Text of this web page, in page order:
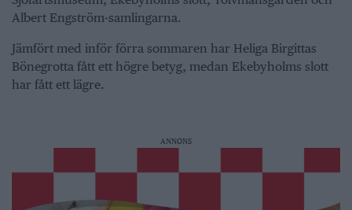
Albert Engström-samlingarna.
Jämfört med inför förra sommaren har Heliga Birgittas
Bönegrotta fått ett högre betyg, medan Ekebyholms slott
har fått ett lägre.
ANNONS